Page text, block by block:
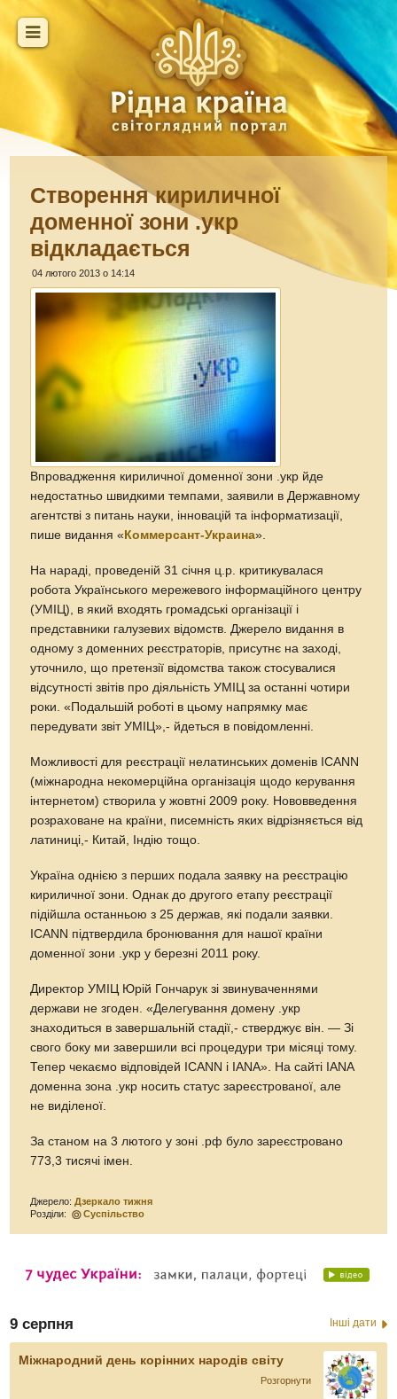
Створення кириличної
доменної зони .укр
відкладається
04 лютого 2013 о 14:14
Впровадження кириличної доменної зони .укр йде
недостатньо швидкими темпами, заявили в Державному
агентстві з питань науки, інновацій та інформатизації,
пише видання « Коммерсант-Украина».
На нараді, проведеній 31 січня ц.р. критикувалася
робота Українського мережевого інформаційного центру
(УМІЦ), в який входять громадські організації і
представники галузевих відомств. Джерело видання в
одному з доменних реєстраторів, присутнє на заході,
уточнило, що претензії відомства також стосувалися
відсутності звітів про діяльність УМІЦ за останні чотири
роки. «Подальшій роботі в цьому напрямку має
передувати звіт УМІЦ»,- йдеться в повідомленні.
Можливості для реєстрації нелатинських доменів ICANN
(міжнародна некомерційна організація щодо керування
інтернетом) створила у жовтні 2009 року. Нововведення
розраховане на країни, писемність яких відрізняється від
латиниці,- Китай, Індію тощо.
Україна однією з перших подала заявку на реєстрацію
кириличної зони. Однак до другого етапу реєстрації
підійшла останньою з 25 держав, які подали заявки.
ICANN підтвердила бронювання для нашої країни
доменної зони .укр у березні 2011 року.
Директор УМІЦ Юрій Гончарук зі звинуваченнями
держави не згоден. «Делегування домену .укр
знаходиться в завершальній стадії,- стверджує він. — Зі
свого боку ми завершили всі процедури три місяці тому.
Тепер чекаємо відповідей ICANN і IANA». На сайті IANA
доменна зона .укр носить статус зареєстрованої, але
не виділеної.
За станом на 3 лютого у зоні .рф було зареєстровано
773,3 тисячі імен.
Джерело:Дзеркало тижня
Розділи:
Суспільство
9 серпня Інші дати
Міжнародний день корінних народів світу
Розгорнути